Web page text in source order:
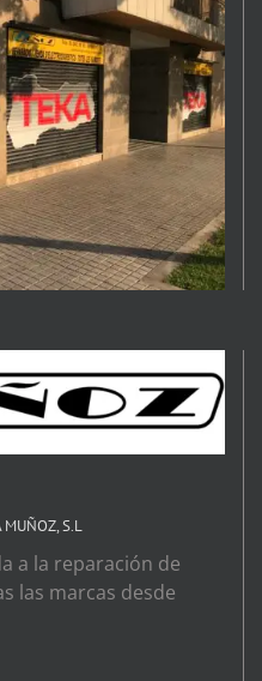
MUÑOZ, S.L
a la reparación de
las marcas desde